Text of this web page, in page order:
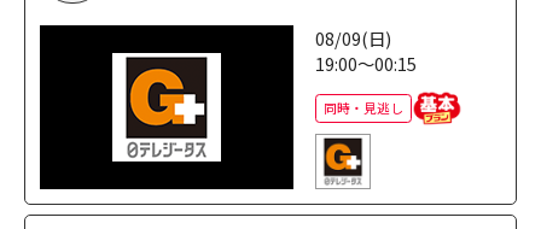
08/09(日)
19:00～00:15
同時・見逃し